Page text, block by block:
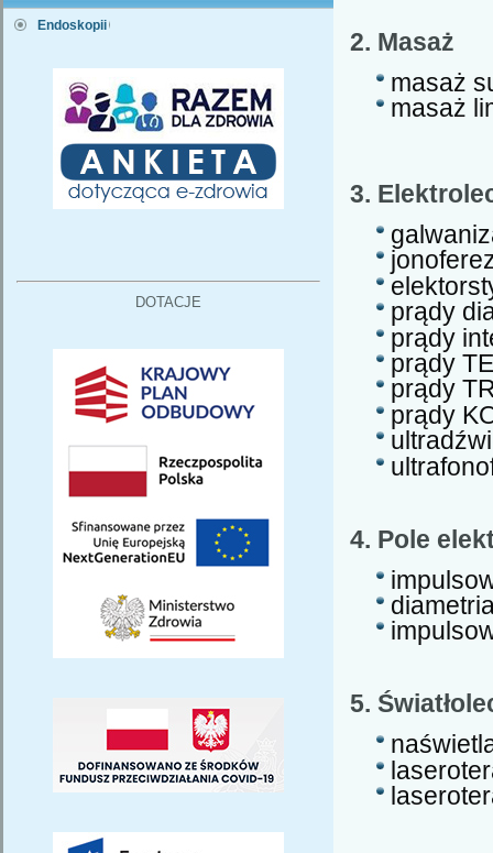
Endoskopii
DOTACJE
2. Masaż
masaż
masaż
3.
prądy
prądy
prądy
prądy
prądy
4. Pole
5.